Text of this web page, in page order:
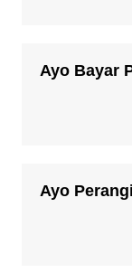
Ayo Bayar
Ayo